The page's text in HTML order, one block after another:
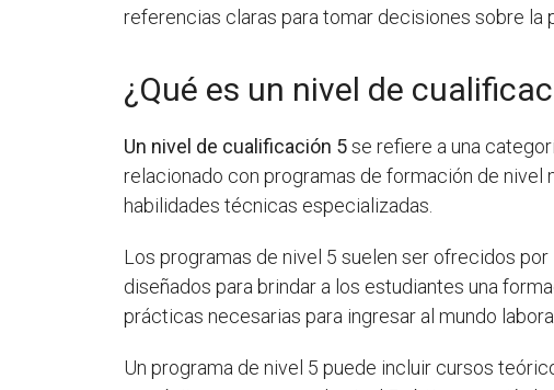
referencias claras para tomar decisiones sobre la
¿Qué es un nivel de
Un nivel de cualificación 5se refiere a una
relacionado con programas de formación de
habilidades técnicas especializadas.
Los programas de nivel 5 suelen ser ofrecidos
diseñados para brindar a los estudiantes una
prácticas necesarias para ingresar al mundo
Un programa de nivel 5 puede incluir cursos